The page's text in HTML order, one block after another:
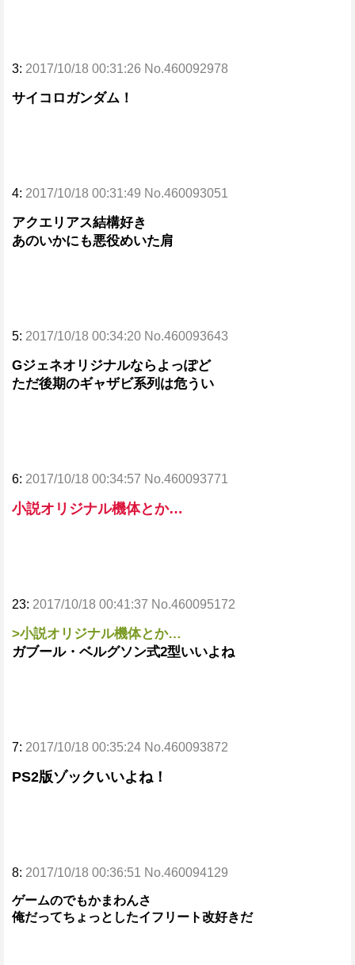
3: 2017/10/18 00:31:26 No.460092978
サイコロガンダム！
4: 2017/10/18 00:31:49 No.460093051
アクエリアス結構好き
あのいかにも悪役めいた肩
5: 2017/10/18 00:34:20 No.460093643
Gジェネオリジナルならよっぽど
ただ後期のギャザビ系列は危うい
6: 2017/10/18 00:34:57 No.460093771
小説オリジナル機体とか…
23: 2017/10/18 00:41:37 No.460095172
>小説オリジナル機体とか…
ガブール・ベルグソン式2型いいよね
7: 2017/10/18 00:35:24 No.460093872
PS2版ゾックいいよね！
8: 2017/10/18 00:36:51 No.460094129
ゲームのでもかまわんさ
俺だってちょっとしたイフリート改好きだ